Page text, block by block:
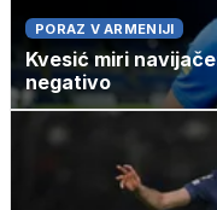
PORAZ V ARMENIJI
Kvesić miri
negativo